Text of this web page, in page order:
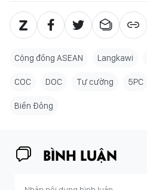
Cộng đồng ASEAN Langkawi
COC DOC Tự cường 5PC
Biển Đông
BÌNH LUẬN